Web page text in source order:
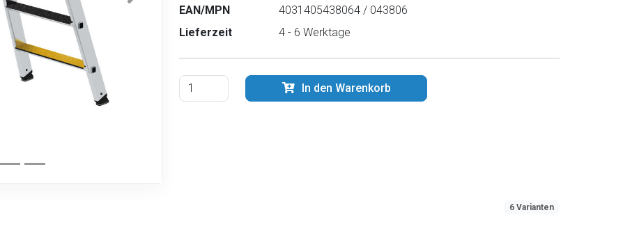
EAN/MPN
4031405438064 / 043806
Lieferzeit
4 - 6 Werktage
In den Warenkorb
6 Varianten